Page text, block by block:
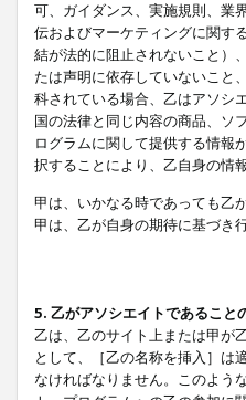
可、ガイダンス、実施規則、業
伝およびマーケティングに関す
結が法的に阻止されないこと）
たは声明に依存していないこと
科されている場合、乙はアソシ
国の法律と同じ内容の商品、ソ
ログラムに関して提供する情報
択することにより、乙自身の情
甲は、いかなる時であっても乙
甲は、乙が自身の期待に基づき
5. 乙がアソシエイトであること
乙は、乙のサイト上または甲が
として、［乙の名称を挿入］は
なければなりません。このよう